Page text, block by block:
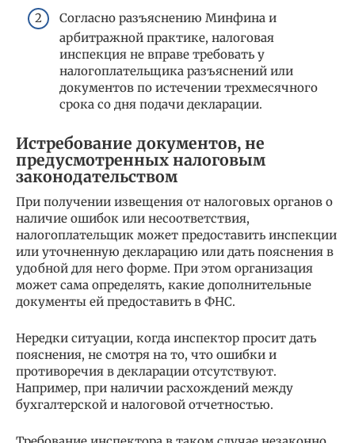
Согласно разъяснению Минфина и
арбитражной практике, налоговая
инспекция не вправе требовать у
налогоплательщика разъяснений или
документов по истечении трехмесячного
срока со дня подачи декларации.
Истребование документов, не
предусмотренных налоговым
законодательством
При получении извещения от налоговых органов о
наличие ошибок или несоответствия,
налогоплательщик может предоставить инспекции
или уточненную декларацию или дать пояснения в
удобной для него форме. При этом организация
может сама определять, какие дополнительные
документы ей предоставить в ФНС.
Нередки ситуации, когда инспектор просит дать
пояснения, не смотря на то, что ошибки и
противоречия в декларации отсутствуют.
Например, при наличии расхождений между
бухгалтерской и налоговой отчетностью.